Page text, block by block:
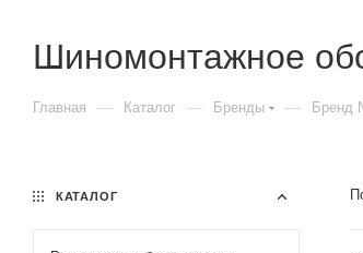
Шиномонтажное
Главная — Каталог — Бренды — Бренд
КАТАЛОГ